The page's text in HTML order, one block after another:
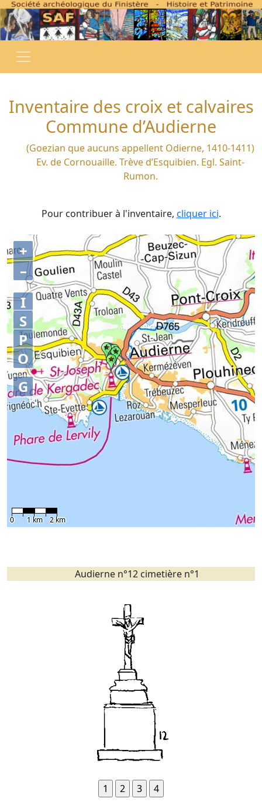
Inventaire des croix et calvaires
Commune d’Audierne
(Goezian que aucuns appellent Odierne, 1410-1411)
Ev. de Cornouaille. Trève d’Esquibien. Egl. Saint-
Rumon.
Pour contribuer à l'inventaire, cliquer ici.
+
–
0 1 km 2 km
I
S
P
O
G
Audierne n°12 cimetière n°1